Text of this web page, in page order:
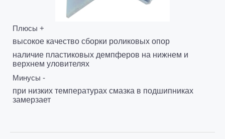
Плюсы +
высокое качество сборки роликовых опор
наличие пластиковых демпферов на нижнем и
верхнем уловителях
Минусы -
при низких температурах смазка в подшипниках
замерзает